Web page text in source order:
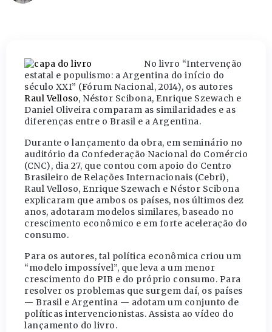
No livro “Intervenção
estatal e populismo: a Argentina do início do
século XXI” (Fórum Nacional, 2014), os autores
Raul Velloso, Néstor Scibona, Enrique Szewach e
Daniel Oliveira comparam as similaridades e as
diferenças entre o Brasil e a Argentina.
Durante o lançamento da obra, em seminário no
auditório da Confederação Nacional do Comércio
(CNC), dia 27, que contou com apoio do Centro
Brasileiro de Relações Internacionais (Cebri),
Raul Velloso, Enrique Szewach e Néstor Scibona
explicaram que ambos os países, nos últimos dez
anos, adotaram modelos similares, baseado no
crescimento econômico e em forte aceleração do
consumo.
Para os autores, tal política econômica criou um
“modelo impossível”, que leva a um menor
crescimento do PIB e do próprio consumo. Para
resolver os problemas que surgem daí, os países
— Brasil e Argentina — adotam um conjunto de
políticas intervencionistas. Assista ao vídeo do
lançamento do livro.